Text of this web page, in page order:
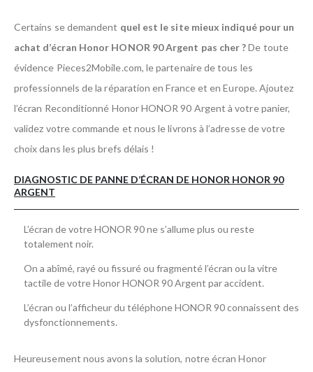
Certains se demandent quel est le site mieux indiqué pour un
achat d’écran Honor HONOR 90 Argent pas cher ?De toute
évidence Pieces2Mobile.com, le partenaire de tous les
professionnels de la réparation en France et en Europe. Ajoutez
l’écran Reconditionné Honor HONOR 90 Argent à votre panier,
validez votre commande et nous le livrons à l’adresse de votre
choix dans les plus brefs délais !
DIAGNOSTIC DE PANNE D’ÉCRAN DE HONOR HONOR 90
ARGENT
L’écran de votre HONOR 90 ne s’allume plus ou reste
totalement noir.
On a abîmé, rayé ou fissuré ou fragmenté l’écran ou la vitre
tactile de votre Honor HONOR 90 Argent par accident.
L’écran ou l’afficheur du téléphone HONOR 90 connaissent des
dysfonctionnements.
Heureusement nous avons la solution, notre écran Honor